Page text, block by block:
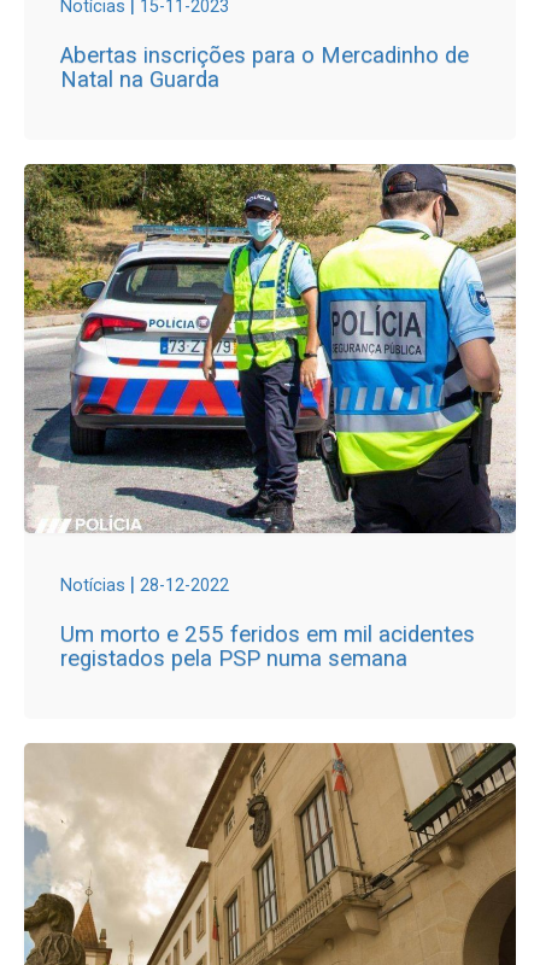
Notícias 15-11-2023
Abertas inscrições para o Mercadinho de
Natal na Guarda
Notícias | 28-12-2022
Um morto e 255 feridos em mil acidentes
registados pela PSP numa semana